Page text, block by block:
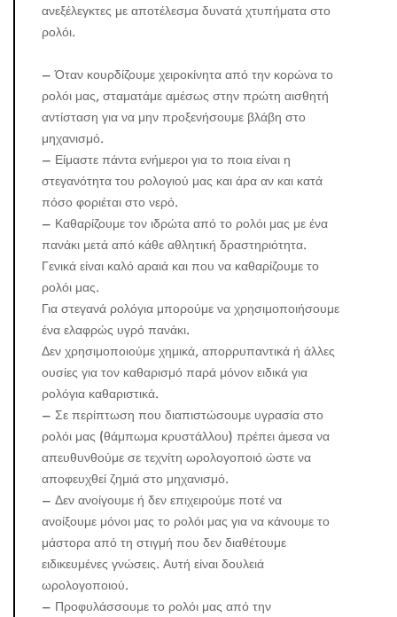
ανεξέλεγκτες με αποτέλεσμα δυνατά χτυπήματα στο
ρολόι.
– Όταν κουρδίζουμε χειροκίνητα από την κορώνα το
ρολόι μας, σταματάμε αμέσως στην πρώτη αισθητή
αντίσταση για να μην προξενήσουμε βλάβη στο
μηχανισμό.
– Είμαστε πάντα ενήμεροι για το ποια είναι η
στεγανότητα του ρολογιού μας και άρα αν και κατά
πόσο φοριέται στο νερό.
– Καθαρίζουμε τον ιδρώτα από το ρολόι μας με ένα
πανάκι μετά από κάθε αθλητική δραστηριότητα.
Γενικά είναι καλό αραιά και που να καθαρίζουμε το
ρολόι μας.
Για στεγανά ρολόγια μπορούμε να χρησιμοποιήσουμε
ένα ελαφρώς υγρό πανάκι.
Δεν χρησιμοποιούμε χημικά, απορρυπαντικά ή άλλες
ουσίες για τον καθαρισμό παρά μόνον ειδικά για
ρολόγια καθαριστικά.
– Σε περίπτωση που διαπιστώσουμε υγρασία στο
ρολόι μας (θάμπωμα κρυστάλλου) πρέπει άμεσα να
απευθυνθούμε σε τεχνίτη ωρολογοποιό ώστε να
αποφευχθεί ζημιά στο μηχανισμό.
– Δεν ανοίγουμε ή δεν επιχειρούμε ποτέ να
ανοίξουμε μόνοι μας το ρολόι μας για να κάνουμε το
μάστορα από τη στιγμή που δεν διαθέτουμε
ειδικευμένες γνώσεις. Αυτή είναι δουλειά
ωρολογοποιού.
– Προφυλάσσουμε το ρολόι μας από την